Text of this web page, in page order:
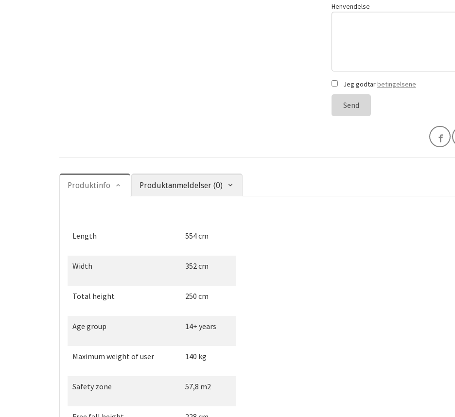
Henvendelse
Jeg godtarbetingelsene
Send
Produktinfo Produktanmeldelser (0)
Length 554 cm
Width 352 cm
Total height 250 cm
Age group 14+ years
Maximum weight of user 140 kg
Safety zone 57,8 m2